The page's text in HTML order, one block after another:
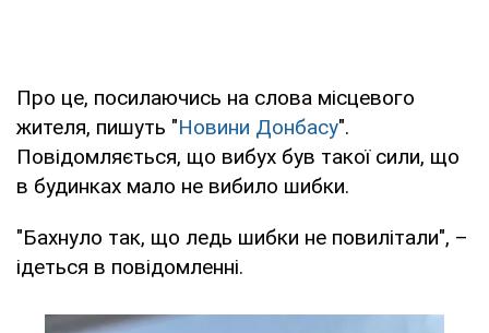
Про це, посилаючись на слова місцевого
жителя, пишуть "Новини Донбасу".
Повідомляється, що вибух був такої сили, що
в будинках мало не вибило шибки.
"Бахнуло так, що ледь шибки не повилітали", –
ідеться в повідомленні.